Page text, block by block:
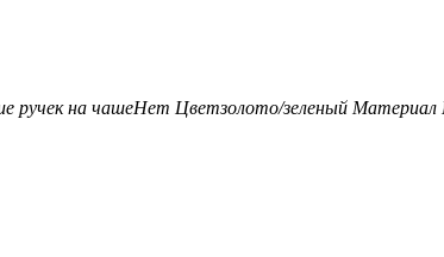
ручек на чашеНет Цветзолото/зеленый Материал